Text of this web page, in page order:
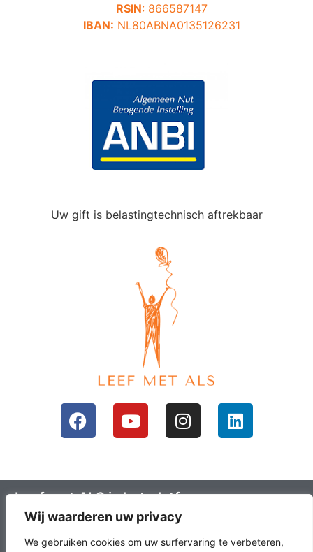
Wij waarderen uw privacy
We gebruiken cookies om uw surfervaring te verbeteren,
RSIN: 866587147
IBAN: NL80ABNA0135126231
Uw gift is belastingtechnisch aftrekbaar
Leef met ALS is het platform voor mensen
met ALS en hun omgeving; ALS lotgenoten.
Leefals.nl heeft als doel om ALS lotgenoten